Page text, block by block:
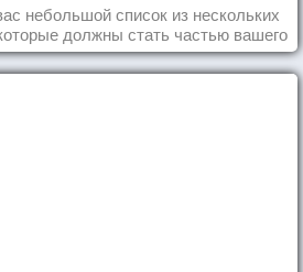
небольшой список из нескольких
должны стать частью вашего
дня.